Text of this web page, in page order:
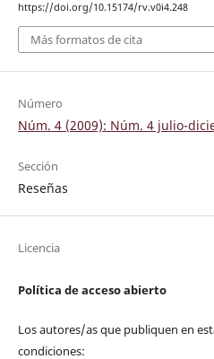
https://doi.org/10.15174/rv.v0i4.248
Más formatos de cita
Número
Núm. 4 (2009): Núm. 4 julio-
Sección
Reseñas
Licencia
Política de acceso abierto
Los autores/as que publiquen en
condiciones: